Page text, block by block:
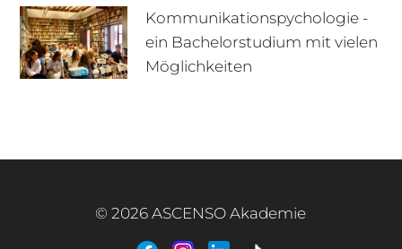
+49 170 222 77 66 Infotage
Kommunikationspychologie -
ein Bachelorstudium mit vielen
Möglichkeiten
© 2026 ASCENSO Akademie